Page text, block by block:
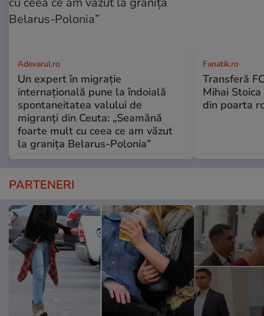
Adevarul.ro
Un expert în migrație
internațională pune la îndoială
spontaneitatea valului de
migranți din Ceuta: „Seamănă
foarte mult cu ceea ce am văzut
la granița Belarus-Polonia”
Fanatik.ro
Transferă
Mihai
din poarta
PARTENERI